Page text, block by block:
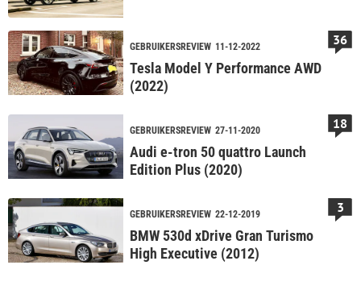
GEBRUIKERSREVIEW 11-12-2022
Tesla Model Y Performance AWD
(2022)
36
GEBRUIKERSREVIEW 27-11-2020
Audi e-tron 50 quattro Launch
Edition Plus (2020)
18
GEBRUIKERSREVIEW 22-12-2019
BMW 530d xDrive Gran Turismo
High Executive (2012)
3